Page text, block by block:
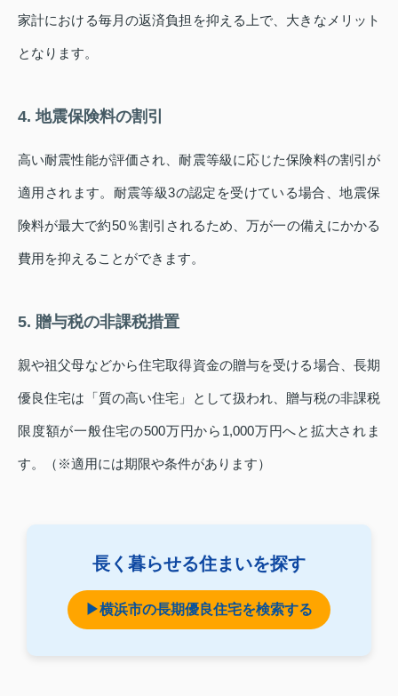
家計における毎月の返済負担を抑える上で、大きなメリット
となります。
4. 地震保険料の割引
高い耐震性能が評価され、耐震等級に応じた保険料の割引が
適用されます。耐震等級3の認定を受けている場合、地震保
険料が最大で約50％割引されるため、万が一の備えにかかる
費用を抑えることができます。
5. 贈与税の非課税措置
親や祖父母などから住宅取得資金の贈与を受ける場合、長期
優良住宅は「質の高い住宅」として扱われ、贈与税の非課税
限度額が一般住宅の500万円から1,000万円へと拡大されま
す。（※適用には期限や条件があります）
長く暮らせる住まいを探す
▶横浜市の長期優良住宅を検索する